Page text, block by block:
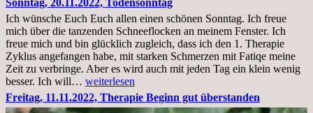
Krankenhaus
stationär
Sonntag, 20.11.2022, Todensonntag
Ich wünsche Euch Euch allen einen schönen Sonntag. Ich freue
mich über die tanzenden Schneeflocken an meinem Fenster. Ich
freue mich und bin glücklich zugleich, dass ich den 1. Therapie
Zyklus angefangen habe, mit starken Schmerzen mit Fatiqe meine
Zeit zu verbringe. Aber es wird auch mit jeden Tag ein klein wenig
besser. Ich will… Sonntag,
20.11.2022,
Todensonntag
weiterlesen
Freitag, 11.11.2022, Therapie Beginn gut überstanden